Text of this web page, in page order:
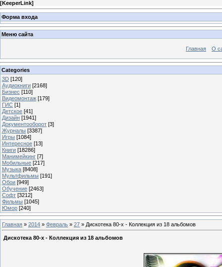
[KeeperLink]
Форма входа
Меню сайта
Главная О
Categories
3D [120]
Аудиокниги [2168]
Бизнес [110]
Видеомонтаж [179]
ГИС [1]
Детское [41]
Дизайн [1941]
Документооборот [3]
Журналы [3387]
Игры [1084]
Интересное [13]
Книги [18286]
Манимейкинг [7]
Мобильные [217]
Музыка [8408]
Мультфильмы [191]
Обои [949]
Обучение [2463]
Софт [3212]
Фильмы [1045]
Юмор [240]
Главная » 2014 » Февраль » 27 » Дискотека 80-х - Коллекция из 18 альбомов
Дискотека 80-х - Коллекция из 18 альбомов